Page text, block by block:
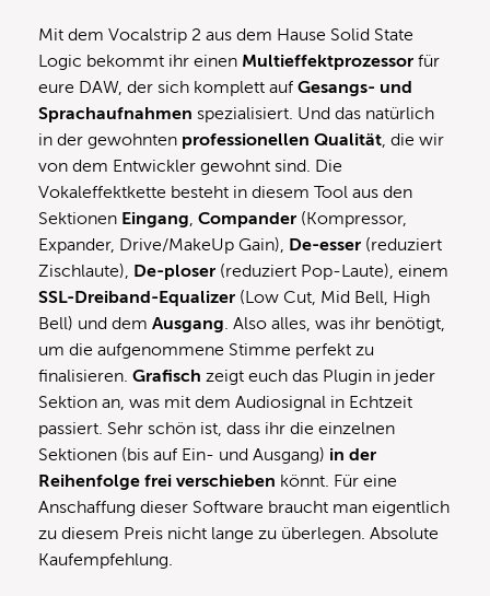
Mit dem Vocalstrip 2 aus dem Hause Solid State
Logic bekommt ihr einen Multieffektprozessor für
eure DAW, der sich komplett auf Gesangs- und
Sprachaufnahmen spezialisiert. Und das natürlich
in der gewohnten professionellen Qualität, die wir
von dem Entwickler gewohnt sind. Die
Vokaleffektkette besteht in diesem Tool aus den
Sektionen Eingang, Compander (Kompressor,
Expander, Drive/MakeUp Gain), De-esser (reduziert
Zischlaute), De-ploser (reduziert Pop-Laute), einem
SSL-Dreiband-Equalizer (Low Cut, Mid Bell, High
Bell) und dem Ausgang. Also alles, was ihr benötigt,
um die aufgenommene Stimme perfekt zu
finalisieren. Grafisch zeigt euch das Plugin in jeder
Sektion an, was mit dem Audiosignal in Echtzeit
passiert. Sehr schön ist, dass ihr die einzelnen
Sektionen (bis auf Ein- und Ausgang) in der
Reihenfolge frei verschieben könnt. Für eine
Anschaffung dieser Software braucht man eigentlich
zu diesem Preis nicht lange zu überlegen. Absolute
Kaufempfehlung.